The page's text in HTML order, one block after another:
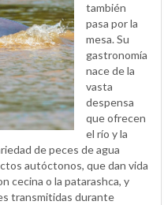
también
pasa por la
mesa. Su
gastronomía
nace de la
vasta
despensa
que ofrecen
el río y la
de peces de agua
autóctonos, que dan vida
cecina o la patarashca, y
transmitidas durante